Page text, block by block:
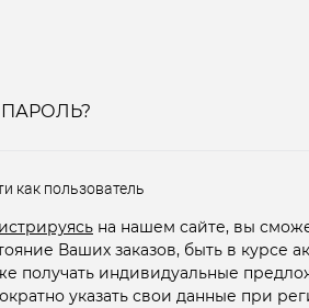
как пользователь
на нашем сайте, вы
Ваших заказов, быть в курсе
получать индивидуальные
указать свои данные при